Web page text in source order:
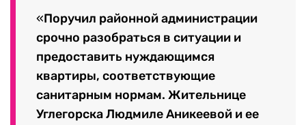
«Поручил районной администрации
срочно разобраться в ситуации и
предоставить нуждающимся
квартиры, соответствующие
санитарным нормам. Жительнице
Углегорска Людмиле Аникеевой и ее